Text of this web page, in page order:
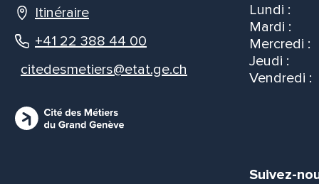
Itinéraire
+41 22 388 44 00
citedesmetiers@etat.ge.ch
Lundi :
Mardi :
Mercredi :
Jeudi :
Vendredi :
Suivez-